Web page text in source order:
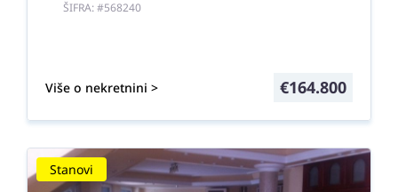
ŠIFRA: #568240
Više o nekretnini > €164.800
Stanovi